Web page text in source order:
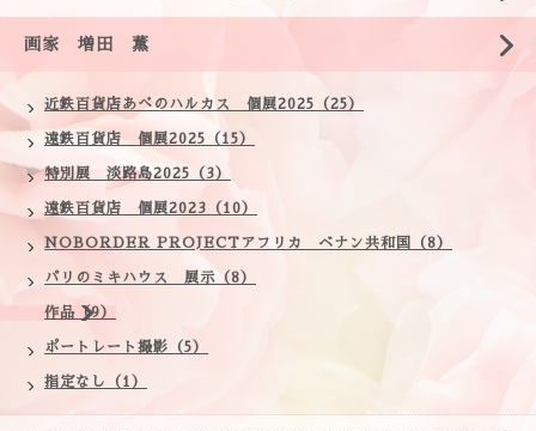
画家 増田 薫
近鉄百貨店あべのハルカス 個展2025（25）
遠鉄百貨店 個展2025（15）
特別展 淡路島2025（3）
遠鉄百貨店 個展2023（10）
NOBORDER PROJECTアフリカ ベナン共和国（8）
パリのミキハウス 展示（8）
作品（9）
ポートレート撮影（5）
指定なし（1）